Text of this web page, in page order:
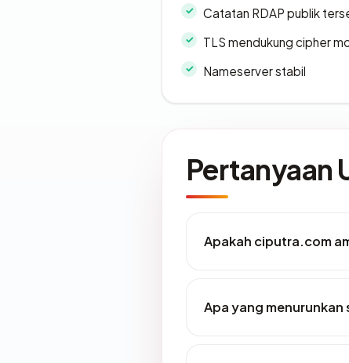
Catatan RDAP publik
TLS mendukung cipher
Nameserver stabil
Pertanyaan
Apakah ciputra.com
Apa yang